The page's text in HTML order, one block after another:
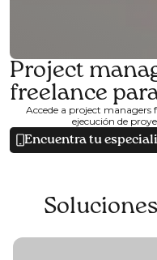
Project
freelance
Accede a project managers
ejecución de
Encuentra tu